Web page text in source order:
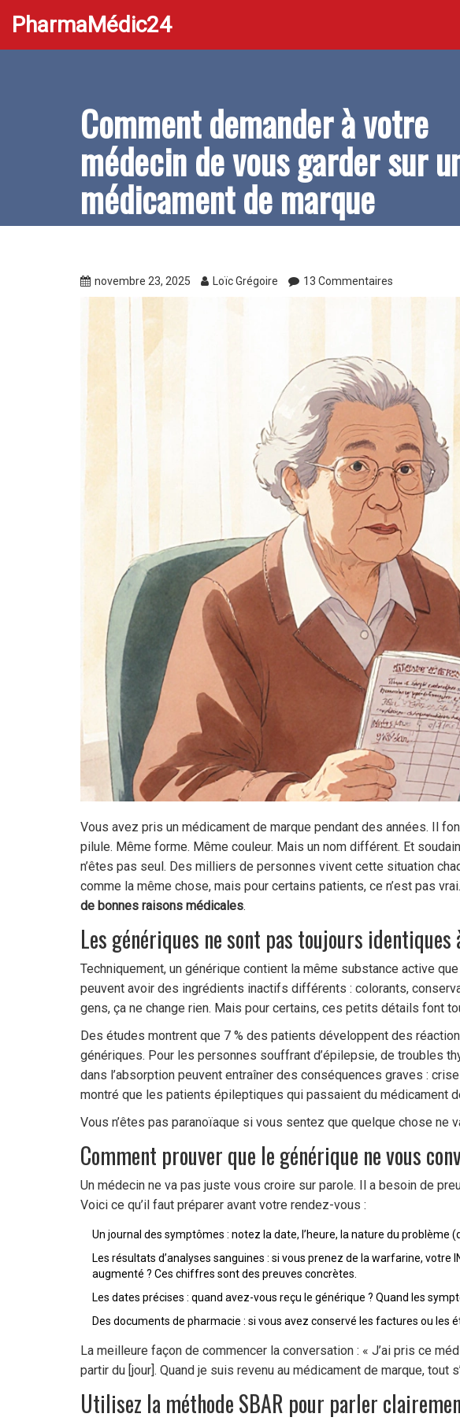
PharmaMédic24
Comment demander à votre
médecin de vous garder sur
médicament de marque
novembre 23, 2025 Loïc Grégoire 13 Commentaires
Vous avez pris un médicament de marque pendant des années. Il
pilule. Même forme. Même couleur. Mais un nom différent. Et
n’êtes pas seul. Des milliers de personnes vivent cette situation
comme la même chose, mais pour certains patients, ce n’est pas
de bonnes raisons médicales.
Les génériques ne sont pas toujours identiques
Techniquement, un générique contient la même substance active
peuvent avoir des ingrédients inactifs différents : colorants,
gens, ça ne change rien. Mais pour certains, ces petits détails font
Des études montrent que 7 % des patients développent des
génériques. Pour les personnes souffrant d’épilepsie, de troubles
dans l’absorption peuvent entraîner des conséquences graves :
montré que les patients épileptiques qui passaient du médicament
Vous n’êtes pas paranoïaque si vous sentez que quelque chose ne
Comment prouver que le générique ne vous
Un médecin ne va pas juste vous croire sur parole. Il a besoin de
Voici ce qu’il faut préparer avant votre rendez-vous :
Un journal des symptômes : notez la date, l’heure, la nature du
Les résultats d’analyses sanguines : si vous prenez de la warfarine,
augmenté ? Ces chiffres sont des preuves concrètes.
Les dates précises : quand avez-vous reçu le générique ? Quand les
Des documents de pharmacie : si vous avez conservé les factures ou
La meilleure façon de commencer la conversation : « J’ai pris ce
partir du [jour]. Quand je suis revenu au médicament de marque, tout
Utilisez la méthode SBAR pour parler